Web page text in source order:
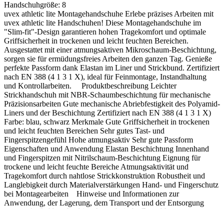
Hinweise und Informationen zur Anwendung, der Lagerung, dem Transport
und der Entsorgung unserer Artikel beachte bitte das technische Datenblatt.
Verbrauchswerte sind Richtwerte. Mengenrechner dient zur unverbindlichen
Orientierung. Alle Empfehlungen dienen zur Unterstützung. Sie entbinden nicht davon, die
Produkte grundsätzlich auf Eignung in eigener Verantwortung zu prüfen.
Handschuhgröße: 8
uvex athletic lite Montagehandschuhe Erlebe präzises Arbeiten mit
uvex athletic lite Handschuhen! Diese Montagehandschuhe im
"Slim-fit"-Design garantieren hohen Tragekomfort und optimale
Griffsicherheit in trockenen und leicht feuchten Bereichen.
Ausgestattet mit einer atmungsaktiven Mikroschaum-Beschichtung,
sorgen sie für ermüdungsfreies Arbeiten den ganzen Tag. Genieße
perfekte Passform dank Elastan im Liner und Strickbund. Zertifiziert
nach EN 388 (4 1 3 1 X), ideal für Feinmontage, Instandhaltung
und Kontrollarbeiten. Produktbeschreibung Leichter
Strickhandschuh mit NBR-Schaumbeschichtung für mechanische
Präzisionsarbeiten Gute mechanische Abriebfestigkeit des Polyamid-
Liners und der Beschichtung Zertifiziert nach EN 388 (4 1 3 1 X)
Farbe: blau, schwarz Merkmale Gute Griffsicherheit in trockenen
und leicht feuchten Bereichen Sehr gutes Tast- und
Fingerspitzengefühl Hohe atmungsaktiv Sehr gute Passform
Eigenschaften und Anwendung Elastan Beschichtung Innenhand
und Fingerspitzen mit Nitrilschaum-Beschichtung Eignung für
trockene und leicht feuchte Bereiche Atmungsaktivität und
Tragekomfort durch nahtlose Strickkonstruktion Robustheit und
Langlebigkeit durch Materialverstärkungen Hand- und Fingerschutz
bei Montagearbeiten Hinweise und Informationen zur
Anwendung, der Lagerung, dem Transport und der Entsorgung